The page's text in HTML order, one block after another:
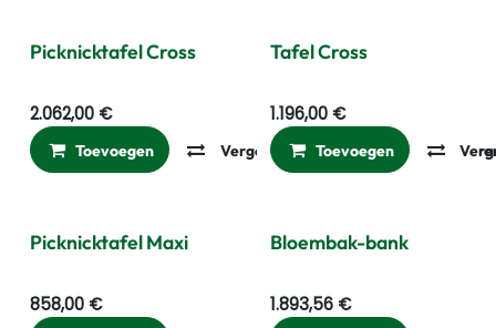
Picknicktafel Cross
2.062,00 €
Toevoegen Vergelijken Toevoegen aan
Tafel Cross
1.196,00€
Toevoegen
Picknicktafel Maxi
858,00 €
Bloembak-bank
1.893,56€